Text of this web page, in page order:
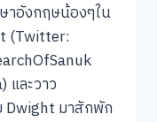
าอังกฤษน้องๆใน
(Twitter:
และวาว
Dwight มาสักพัก